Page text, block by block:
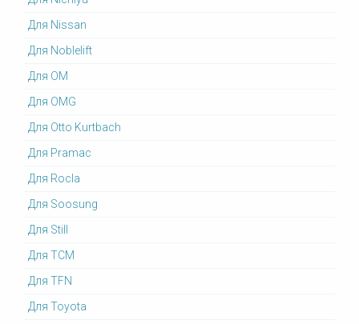
Для Nissan
Для Noblelift
Для OM
Для OMG
Для Otto Kurtbach
Для Pramac
Для Rocla
Для Soosung
Для Still
Для TCM
Для TFN
Для Toyota